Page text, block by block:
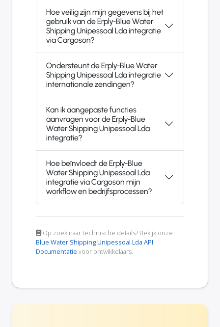
Hoe veilig zijn mijn gegevens bij het
gebruik van de Erply-Blue Water
Shipping Unipessoal Lda integratie
via Cargoson?
Ondersteunt de Erply-Blue Water
Shipping Unipessoal Lda integratie
internationale zendingen?
Kan ik aangepaste functies
aanvragen voor de Erply-Blue
Water Shipping Unipessoal Lda
integratie?
Hoe beïnvloedt de Erply-Blue
Water Shipping Unipessoal Lda
integratie via Cargoson mijn
workflow en bedrijfsprocessen?
Op zoek naar technische details? Bekijk onze
Blue Water Shipping Unipessoal Lda API
Documentatie voor ontwikkelaars.